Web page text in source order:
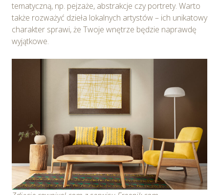
tematyczną, np. pejzaże, abstrakcje czy portrety. Warto
także rozważyć dzieła lokalnych artystów – ich unikatowy
charakter sprawi, że Twoje wnętrze będzie naprawdę
wyjątkowe.